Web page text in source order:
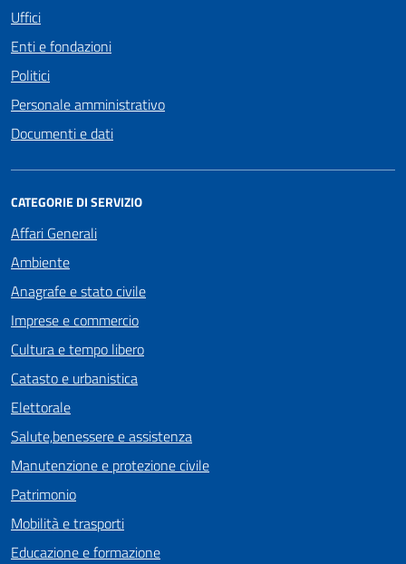
Uffici
Enti e fondazioni
Politici
Personale amministrativo
Documenti e dati
CATEGORIE DI SERVIZIO
Affari Generali
Ambiente
Anagrafe e stato civile
Imprese e commercio
Cultura e tempo libero
Catasto e urbanistica
Elettorale
Salute,benessere e assistenza
Manutenzione e protezione civile
Patrimonio
Mobilità e trasporti
Educazione e formazione